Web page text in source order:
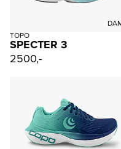
TOPO
SPECTER 3
2500,-